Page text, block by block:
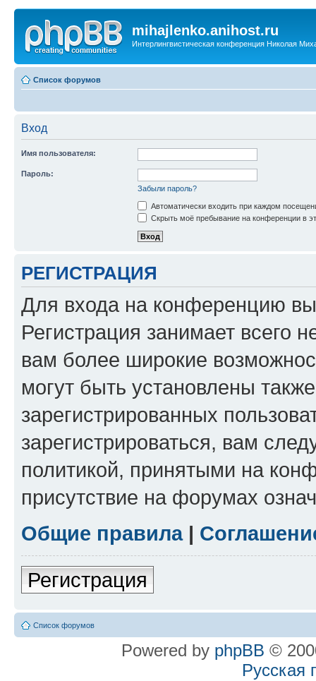
mihajlenko.anihost.ru
Интерлингвистическая конференция Николая
Список форумов
Вход
Имя пользователя:
Пароль:
Забыли пароль?
Автоматически входить при каждом
Скрыть моё пребывание на конференции в
РЕГИСТРАЦИЯ
Для входа на конференцию
Регистрация занимает всего
вам более широкие
могут быть установлены
зарегистрированных
зарегистрироваться, вам
политикой, принятыми на
присутствие на форумах
Общие правила|
Регистрация
Список форумов
Powered by phpBB ©
Русская